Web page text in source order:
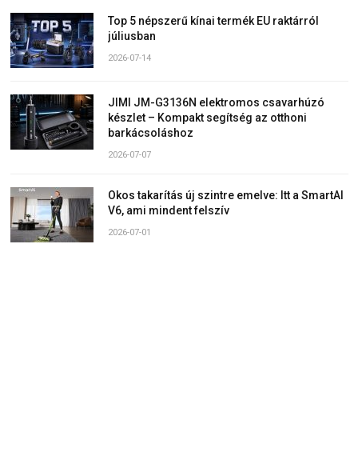
Top 5 népszerű kínai termék EU raktárról
júliusban
2026-07-14
JIMI JM-G3136N elektromos csavarhúzó
készlet – Kompakt segítség az otthoni
barkácsoláshoz
2026-07-07
Okos takarítás új szintre emelve: Itt a SmartAI
V6, ami mindent felszív
2026-07-01